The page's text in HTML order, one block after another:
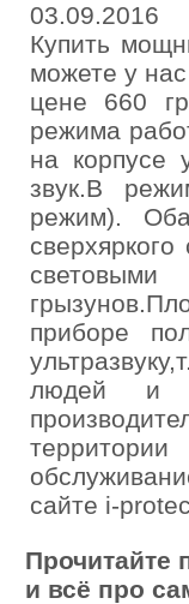
03.09.2016
Купить
можете у
цене 660
режима
на корпусе
звук.В
режим).
приборе
людей и
сайте i-
Прочитайте
и всё про